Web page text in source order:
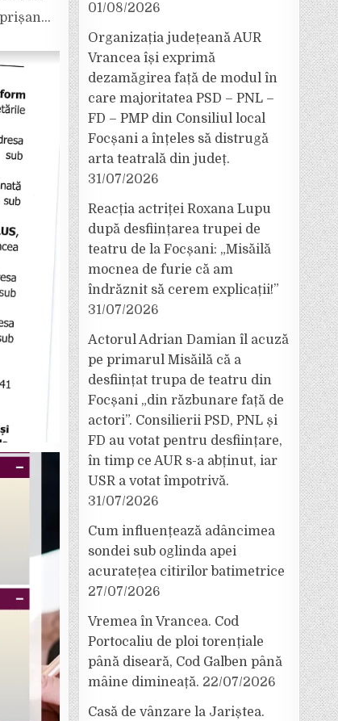
01/08/2026
Organizația județeană AUR
Vrancea își exprimă
dezamăgirea față de modul în
care majoritatea PSD – PNL –
FD – PMP din Consiliul local
Focșani a înțeles să distrugă
arta teatrală din județ.
31/07/2026
Reacția actriței Roxana Lupu
după desființarea trupei de
teatru de la Focșani: „Misăilă
mocnea de furie că am
îndrăznit să cerem explicații!”
31/07/2026
Actorul Adrian Damian îl acuză
pe primarul Misăilă că a
desființat trupa de teatru din
Focșani „din răzbunare față de
actori”. Consilierii PSD, PNL și
FD au votat pentru desființare,
în timp ce AUR s-a abținut, iar
USR a votat împotrivă.
31/07/2026
Cum influențează adâncimea
sondei sub oglinda apei
acuratețea citirilor batimetrice
27/07/2026
Vremea în Vrancea. Cod
Portocaliu de ploi torențiale
până diseară, Cod Galben până
mâine dimineață. 22/07/2026
Casă de vânzare la Jariștea.